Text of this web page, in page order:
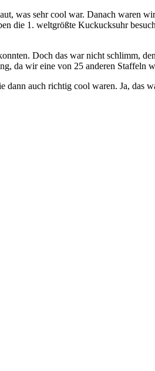
was sehr cool war. Danach waren
die 1. weltgrößte Kuckucksuhr
Doch das war nicht schlimm,
da wir eine von 25 anderen Staffeln
auch richtig cool waren. Ja, das